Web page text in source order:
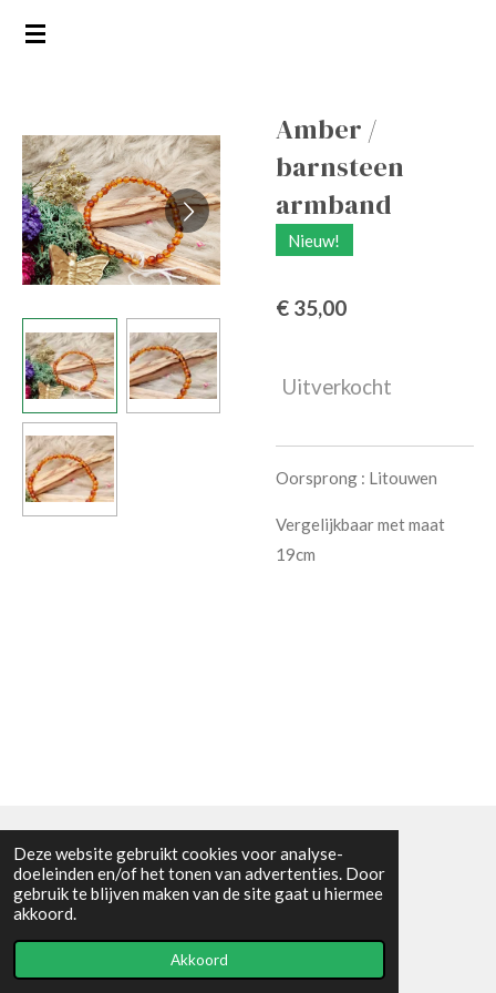
Deze website gebruikt cookies voor analyse-
doeleinden en/of het tonen van advertenties. Door
gebruik te blijven maken van de site gaat u hiermee
akkoord.
Akkoord
Ga
hoofdinhoud
Amber /
barnsteen
armband
Nieuw!
€ 35,00
Uitverkocht
Oorsprong : Litouwen
Vergelijkbaar met maat
19cm
Algemene voorwaarden
© 2021 - RC en mineralenshop Het vlinderpad